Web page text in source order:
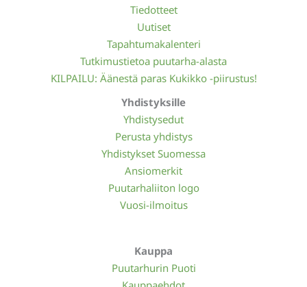
Tiedotteet
Uutiset
Tapahtumakalenteri
Tutkimustietoa puutarha-alasta
KILPAILU: Äänestä paras Kukikko -piirustus!
Yhdistyksille
Yhdistysedut
Perusta yhdistys
Yhdistykset Suomessa
Ansiomerkit
Puutarhaliiton logo
Vuosi-ilmoitus
Kauppa
Puutarhurin Puoti